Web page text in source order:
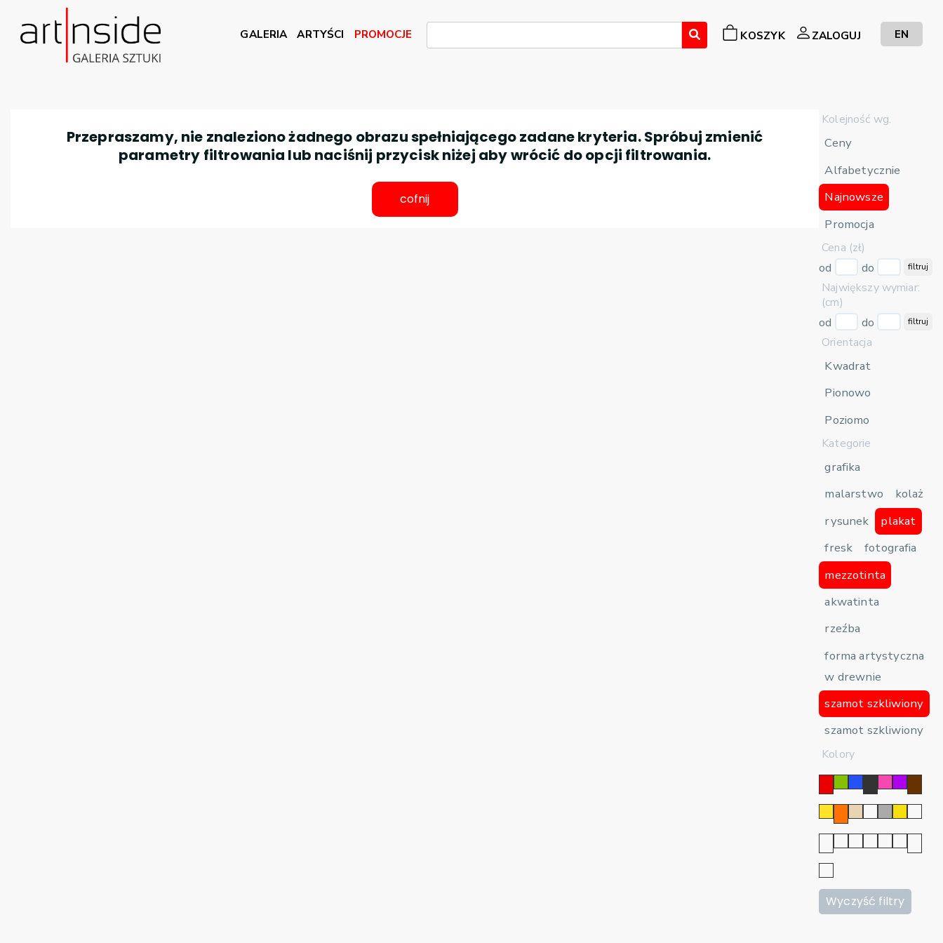
GALERIA ARTYŚCI PROMOCJE KOSZYK ZALOGUJ EN
Kolejność wg.
Ceny
Alfabetycznie
Najnowsze
Promocja
Cena (zł)
od
do filtruj
Największy wymiar:
(cm)
od
do filtruj
Orientacja
Kwadrat
Pionowo
Poziomo
Kategorie
grafika
malarstwo
kolaż
rysunek
plakat
fresk
fotografia
mezzotinta
akwatinta
rzeźba
forma artystyczna
w drewnie
szamot szkliwiony
szamot szkliwiony
Kolory
Wyczyść filtry
Przepraszamy, nie znaleziono żadnego obrazu spełniającego zadane kryteria. Spróbuj zmienić
parametry filtrowania lub naciśnij przycisk niżej aby wrócić do opcji filtrowania.
cofnij